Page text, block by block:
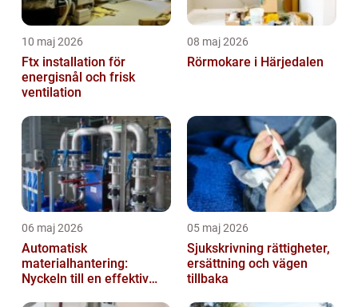
10 maj 2026
Ftx installation för
energisnål och frisk
ventilation
08 maj 2026
Rörmokare i Härjedalen
06 maj 2026
Automatisk
materialhantering:
Nyckeln till en effektiv
05 maj 2026
Sjukskrivning rättigheter,
ersättning och vägen
tillbaka